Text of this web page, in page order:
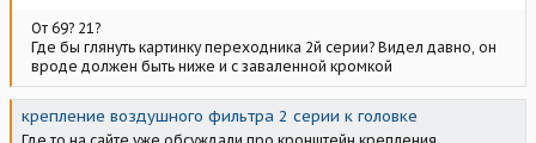
От 69? 21?
Где бы глянуть картинку переходника 2й серии? Видел давно, он
вроде должен быть ниже и с заваленной кромкой
крепление воздушного фильтра 2 серии к головке